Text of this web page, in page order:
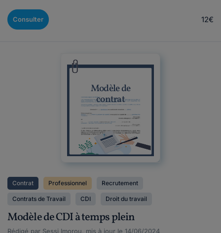
Consulter 12€
Modèle de
contrat
Contrat Professionnel Recrutement
Contrats de Travail CDI Droit du travail
Modèle de CDI à temps plein
Rédigé par Sessi Imorou, mis à jour le 14/06/2024